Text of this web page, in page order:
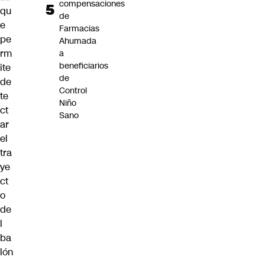
qu
e
pe
rm
ite
de
te
ct
ar
el
tra
ye
ct
o
de
l
ba
lón
compensaciones
de
Farmacias
Ahumada
a
beneficiarios
de
Control
Niño
Sano